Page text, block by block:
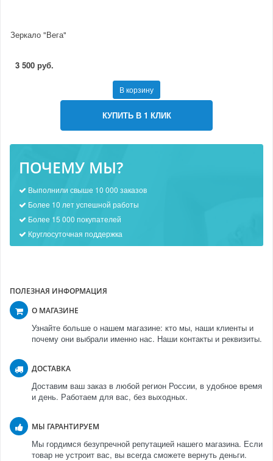
Зеркало "Вега"
3 500 руб.
В корзину
КУПИТЬ В 1 КЛИК
ПОЧЕМУ МЫ?
Выполнили свыше 10 000 заказов
Более 10 лет успешной работы
Более 15 000 покупателей
Круглосуточная поддержка
ПОЛЕЗНАЯ ИНФОРМАЦИЯ
О МАГАЗИНЕ
Узнайте больше о нашем магазине: кто мы, наши клиенты и
почему они выбрали именно нас. Наши контакты и реквизиты.
ДОСТАВКА
Доставим ваш заказ в любой регион России, в удобное время
и день. Работаем для вас, без выходных.
МЫ ГАРАНТИРУЕМ
Мы гордимся безупречной репутацией нашего магазина. Если
товар не устроит вас, вы всегда сможете вернуть деньги.